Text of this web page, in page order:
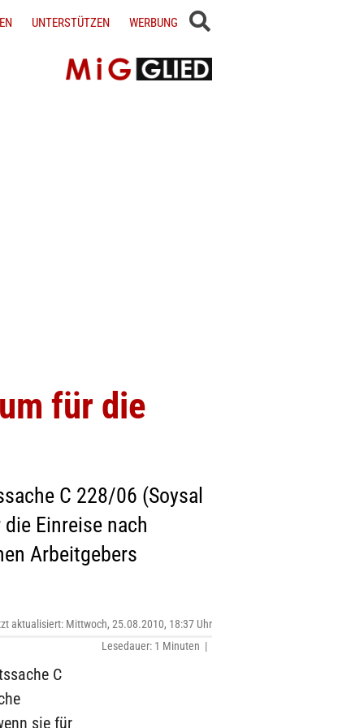
UNTERSTÜTZEN WERBUNG
für die
C 228/06 (Soysal
Einreise nach
Arbeitgebers
aktualisiert: Mittwoch, 25.08.2010, 18:37 Uhr
Lesedauer: 1 Minuten |
C
sie für